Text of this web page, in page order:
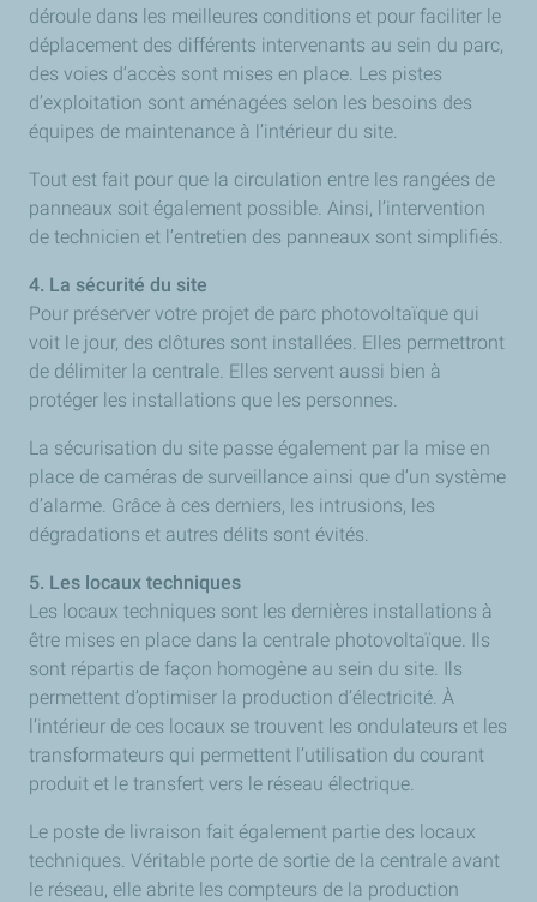
déroule dans les meilleures conditions et pour faciliter le
déplacement des différents intervenants au sein du parc,
des voies d’accès sont mises en place. Les pistes
d’exploitation sont aménagées selon les besoins des
équipes de maintenance à l’intérieur du site.
Tout est fait pour que la circulation entre les rangées de
panneaux soit également possible. Ainsi, l’intervention
de technicien et l’entretien des panneaux sont simplifiés.
4. La sécurité du site
Pour préserver votre projet de parc photovoltaïque qui
voit le jour, des clôtures sont installées. Elles permettront
de délimiter la centrale. Elles servent aussi bien à
protéger les installations que les personnes.
La sécurisation du site passe également par la mise en
place de caméras de surveillance ainsi que d’un système
d’alarme. Grâce à ces derniers, les intrusions, les
dégradations et autres délits sont évités.
5. Les locaux techniques
Les locaux techniques sont les dernières installations à
être mises en place dans la centrale photovoltaïque. Ils
sont répartis de façon homogène au sein du site. Ils
permettent d’optimiser la production d’électricité. À
l’intérieur de ces locaux se trouvent les ondulateurs et les
transformateurs qui permettent l’utilisation du courant
produit et le transfert vers le réseau électrique.
Le poste de livraison fait également partie des locaux
techniques. Véritable porte de sortie de la centrale avant
le réseau, elle abrite les compteurs de la production